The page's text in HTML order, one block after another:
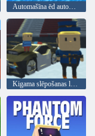
Automašīna ēd automašīnu: Piedzīvojums ziemā
Kigama slēpošanas lekt!